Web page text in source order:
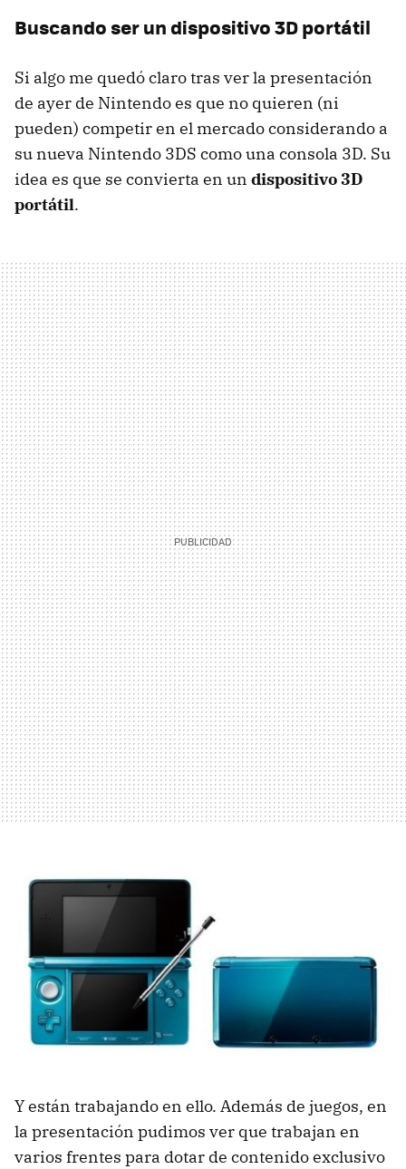
Buscando ser un dispositivo 3D portátil
Si algo me quedó claro tras ver la presentación
de ayer de Nintendo es que no quieren (ni
pueden) competir en el mercado considerando a
su nueva Nintendo 3DS como una consola 3D. Su
idea es que se convierta en un dispositivo 3D
portátil.
Y están trabajando en ello. Además de juegos, en
la presentación pudimos ver que trabajan en
varios frentes para dotar de contenido exclusivo